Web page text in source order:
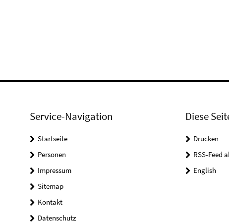
Service-Navigation
Startseite
Personen
Impressum
Sitemap
Kontakt
Datenschutz
Diese
Drucken
RSS-Feed
English